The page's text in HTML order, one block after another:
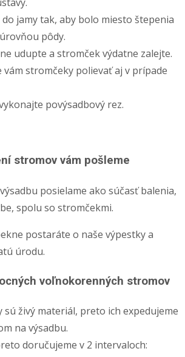
jamy tak, aby bolo miesto štepenia
pôdy.
udupte a stromček výdatne zalejte.
vám stromčeky polievať aj v prípade
povýsadbový rez.
stromov vám pošleme
posielame ako súčasť balenia,
spolu so stromčekmi.
postaráte o naše výpestky a
úrodu.
voľnokorenných stromov
sú živý materiál, preto ich expedujeme
na výsadbu.
doručujeme v 2 intervaloch: